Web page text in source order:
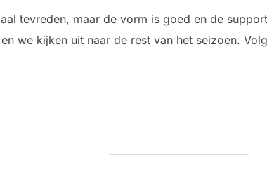
tevreden, maar de vorm is goed en de
we kijken uit naar de rest van het seizoen.